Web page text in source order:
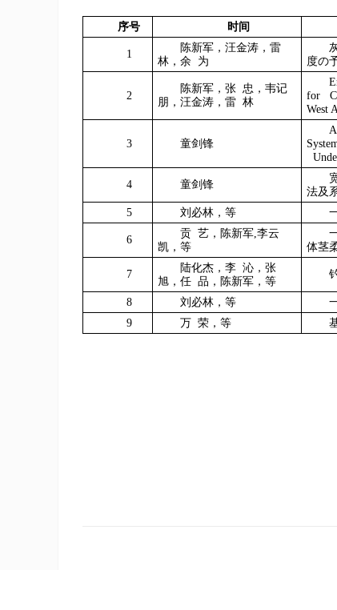
序号 时间
1
陈新军，汪金涛，雷
林，余
为
度の
2
陈新军，张 忠，韦记
朋，汪金涛，雷 林
for
West
3 童剑锋
4 童剑锋
法及
5 刘必林，等
6
贡 艺 ， 陈新军,李云
凯，等
体茎
7
陆化杰，李 沁，张
旭，任 品，陈新军，等
8 刘必林，等
9
万 荣，等